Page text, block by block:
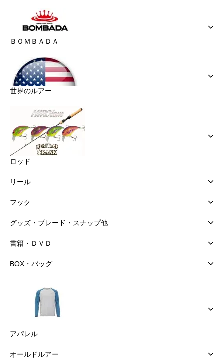
ＢＯＭＢＡＤＡ
世界のルアー
ロッド
リール
フック
グッズ・ブレード・スナップ他
書籍・ＤＶＤ
BOX・バッグ
アパレル
オールドルアー